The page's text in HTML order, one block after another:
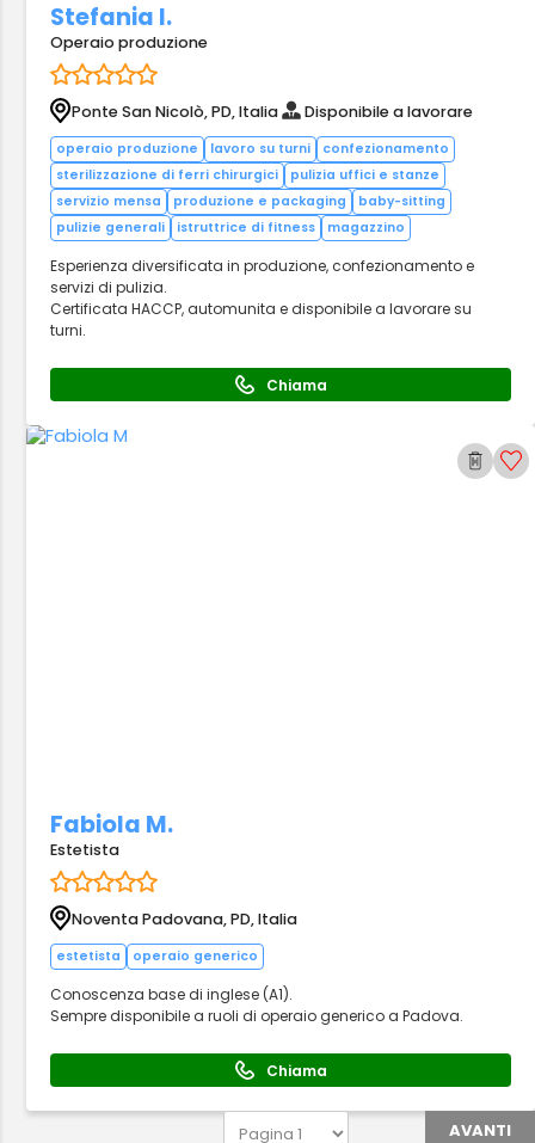
Stefania I.
Operaio produzione
Ponte San Nicolò, PD, Italia Disponibile a lavorare
operaio produzione lavoro su turni
confezionamento
sterilizzazione di ferri chirurgici
pulizia uffici e stanze
servizio mensa
produzione e packaging
baby-sitting
pulizie generali
istruttrice di fitness magazzino
Esperienza diversificata in produzione, confezionamento e
servizi di pulizia.
Certificata HACCP, automunita e disponibile a lavorare su
turni.
Chiama
Fabiola M.
Estetista
Noventa Padovana, PD, Italia
estetista operaio generico
Conoscenza base di inglese (A1).
Sempre disponibile a ruoli di operaio generico a Padova.
Chiama
AVANTI